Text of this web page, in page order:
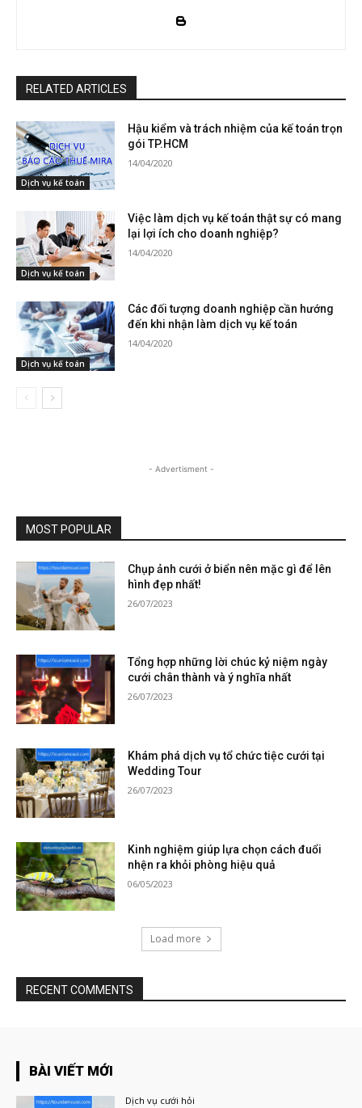
RELATED ARTICLES
Dịch vụ kế toán
Hậu kiểm và trách nhiệm của kế toán trọn
gói TP.HCM
14/04/2020
Dịch vụ kế toán
Việc làm dịch vụ kế toán thật sự có mang
lại lợi ích cho doanh nghiệp?
14/04/2020
Dịch vụ kế toán
Các đối tượng doanh nghiệp cần hướng
đến khi nhận làm dịch vụ kế toán
14/04/2020
- Advertisment -
MOST POPULAR
Chụp ảnh cưới ở biển nên mặc gì để lên
hình đẹp nhất!
26/07/2023
Tổng hợp những lời chúc kỷ niệm ngày
cưới chân thành và ý nghĩa nhất
26/07/2023
Khám phá dịch vụ tổ chức tiệc cưới tại
Wedding Tour
26/07/2023
Kinh nghiệm giúp lựa chọn cách đuổi
nhện ra khỏi phòng hiệu quả
06/05/2023
Load more
RECENT COMMENTS
BÀI VIẾT MỚI
Dịch vụ cưới hỏi